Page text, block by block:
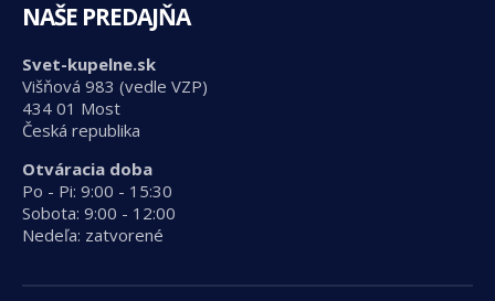
NAŠE PREDAJŇA
Svet-kupelne.sk
Višňová 983 (vedle VZP)
434 01 Most
Česká republika
Otváracia doba
Po - Pi: 9:00 - 15:30
Sobota: 9:00 - 12:00
Nedeľa: zatvorené